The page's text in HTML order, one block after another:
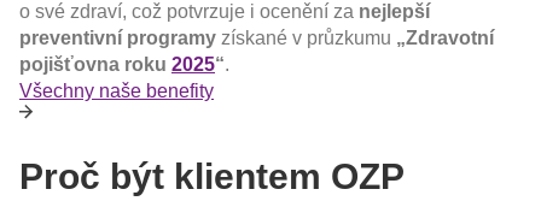
o své zdraví, což potvrzuje i ocenění za nejlepší
preventivní programy získané v průzkumu „Zdravotní
pojišťovna roku 2025“.
Všechny naše benefity
Proč být klientem OZP